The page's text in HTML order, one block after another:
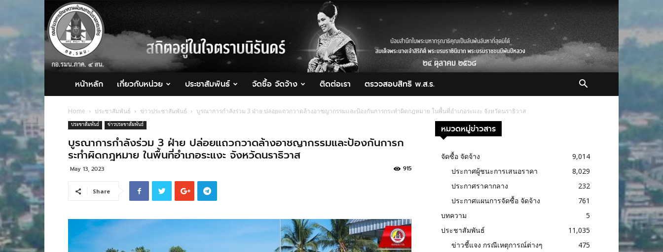
กอ.รมน.ภาค
4
สน.
หน้าหลัก เกี่ยวกับหน่วย ประชาสัมพันธ์ จัดซื้อ จัดจ้าง ติดต่อเรา ตรวจสอบสิทธิ พ.ส.ร.
Home ประชาสัมพันธ์ ข่าวประชาสัมพันธ์ บูรณาการกำลังร่วม 3 ฝ่าย ปล่อยแถวกวาดล้างอาชญากรรมและป้องกันการกระทำผิดกฎหมาย ในพื้นที่อำเภอระแงะ จังหวัดนราธิวาส
ประชาสัมพันธ์ ข่าวประชาสัมพันธ์
บูรณาการกำลังร่วม 3 ฝ่าย ปล่อยแถวกวาดล้างอาชญากรรมและป้องกันการก
ระทำผิดกฎหมาย ในพื้นที่อำเภอระแงะ จังหวัดนราธิวาส
May 13, 2023 915
Share
หมวดหมู่ข่าวสาร
จัดซื้อ จัดจ้าง
9,014
ประกาศผู้ชนะการเสนอราคา
8,029
ประกาศราคากลาง
232
ประกาศแผนการจัดซื้อ จัดจ้าง
761
บทความ
5
ประชาสัมพันธ์
11,035
ข่าวชี้แจง กรณีเหตุการณ์ต่างๆ
475